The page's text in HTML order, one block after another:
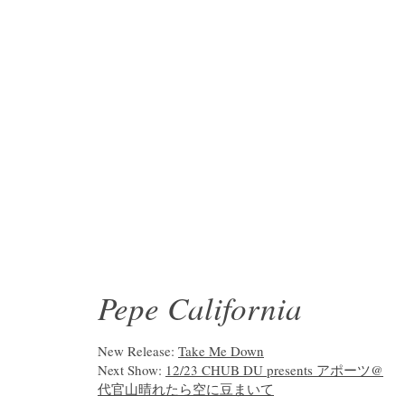
Pepe California
New Release: Take Me Down
Next Show: 12/23 CHUB DU presents アポーツ@
代官山晴れたら空に豆まいて